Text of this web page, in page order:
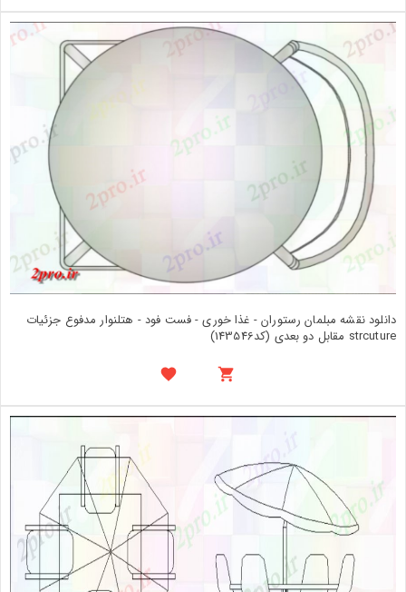
دانلود نقشه مبلمان رستوران - غذا خوری - فست فود - هتلنوار مدفوع جزئیات
strcuture مقابل دو بعدی (کد143546)